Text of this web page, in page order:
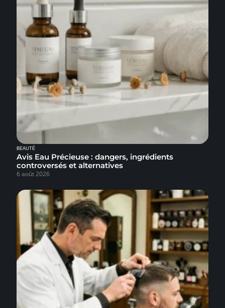
BEAUTÉ
Avis Eau Précieuse : dangers, ingrédients
controversés et alternatives
6 août 2026